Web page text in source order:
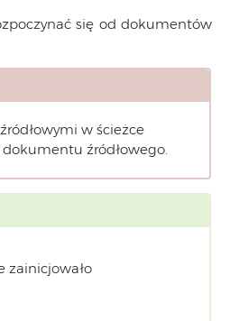
się od dokumentów
w ścieżce
źródłowego.
zainicjowało